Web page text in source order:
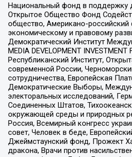
Национальный фонд в поддержку
Открытое Общество Фонд
общество, Американо-
экономическому и правовому
Демократический Институт
MEDIA DEVELOPMENT
Республиканский Институт,
современной России,
сотрудничества, Европейская
Демократические Выборы,
электоральных исследований,
Соединенных Штатов,
окружающей среды и природных
Россия, Всемирный конгресс
совет, Человек в беде,
Джеймстаунский фонд, Прожект
дракона, Врачи против